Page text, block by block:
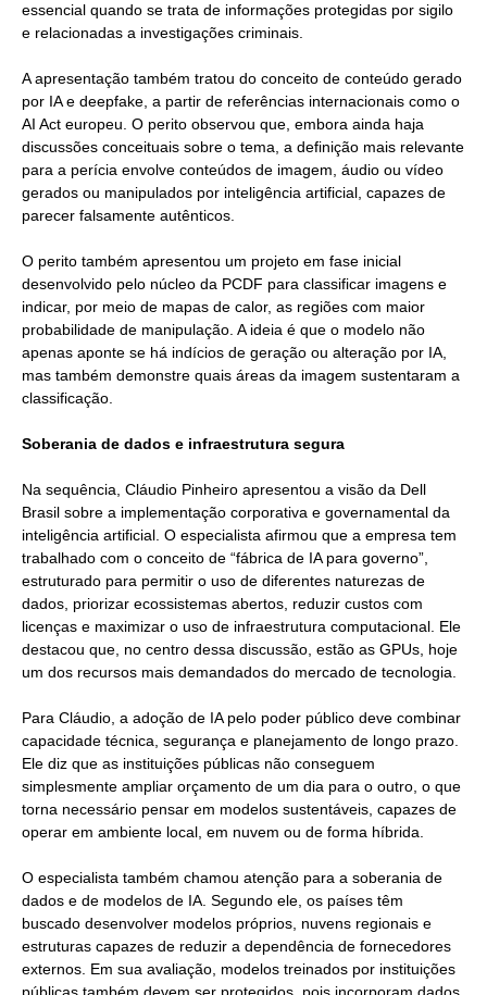
essencial quando se trata de informações protegidas por sigilo
e relacionadas a investigações criminais.
A apresentação também tratou do conceito de conteúdo gerado
por IA e deepfake, a partir de referências internacionais como o
AI Act europeu. O perito observou que, embora ainda haja
discussões conceituais sobre o tema, a definição mais relevante
para a perícia envolve conteúdos de imagem, áudio ou vídeo
gerados ou manipulados por inteligência artificial, capazes de
parecer falsamente autênticos.
O perito também apresentou um projeto em fase inicial
desenvolvido pelo núcleo da PCDF para classificar imagens e
indicar, por meio de mapas de calor, as regiões com maior
probabilidade de manipulação. A ideia é que o modelo não
apenas aponte se há indícios de geração ou alteração por IA,
mas também demonstre quais áreas da imagem sustentaram a
classificação.
Soberania de dados e infraestrutura segura
Na sequência, Cláudio Pinheiro apresentou a visão da Dell
Brasil sobre a implementação corporativa e governamental da
inteligência artificial. O especialista afirmou que a empresa tem
trabalhado com o conceito de “fábrica de IA para governo”,
estruturado para permitir o uso de diferentes naturezas de
dados, priorizar ecossistemas abertos, reduzir custos com
licenças e maximizar o uso de infraestrutura computacional. Ele
destacou que, no centro dessa discussão, estão as GPUs, hoje
um dos recursos mais demandados do mercado de tecnologia.
Para Cláudio, a adoção de IA pelo poder público deve combinar
capacidade técnica, segurança e planejamento de longo prazo.
Ele diz que as instituições públicas não conseguem
simplesmente ampliar orçamento de um dia para o outro, o que
torna necessário pensar em modelos sustentáveis, capazes de
operar em ambiente local, em nuvem ou de forma híbrida.
O especialista também chamou atenção para a soberania de
dados e de modelos de IA. Segundo ele, os países têm
buscado desenvolver modelos próprios, nuvens regionais e
estruturas capazes de reduzir a dependência de fornecedores
externos. Em sua avaliação, modelos treinados por instituições